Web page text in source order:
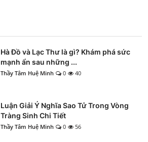
Hà Đồ và Lạc Thư là gì? Khám phá sức
mạnh ẩn sau những ...
Thầy Tâm Huệ Minh 0 40
Luận Giải Ý Nghĩa Sao Tử Trong Vòng
Tràng Sinh Chi Tiết
Thầy Tâm Huệ Minh 0 56